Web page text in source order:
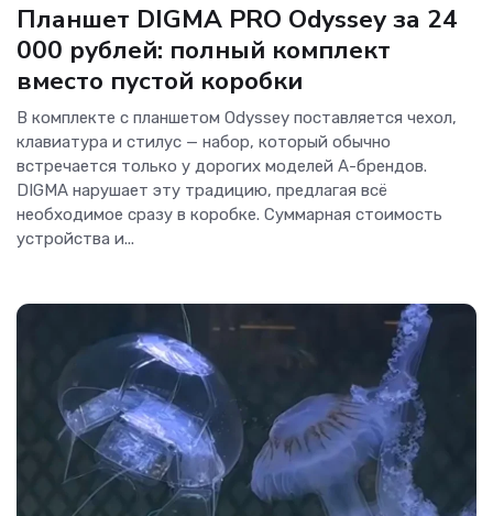
Планшет DIGMA PRO Odyssey за 24
000 рублей: полный комплект
вместо пустой коробки
В комплекте с планшетом Odyssey поставляется чехол,
клавиатура и стилус — набор, который обычно
встречается только у дорогих моделей A-брендов.
DIGMA нарушает эту традицию, предлагая всё
необходимое сразу в коробке. Суммарная стоимость
устройства и...